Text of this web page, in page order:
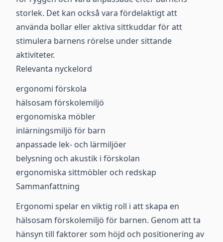
storlek. Det kan också vara fördelaktigt att
använda bollar eller aktiva sittkuddar för att
stimulera barnens rörelse under sittande
aktiviteter.
Relevanta nyckelord
ergonomi förskola
hälsosam förskolemiljö
ergonomiska möbler
inlärningsmiljö för barn
anpassade lek- och lärmiljöer
belysning och akustik i förskolan
ergonomiska sittmöbler och redskap
Sammanfattning
Ergonomi spelar en viktig roll i att skapa en
hälsosam förskolemiljö för barnen. Genom att ta
hänsyn till faktorer som höjd och positionering av